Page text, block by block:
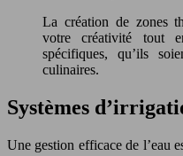
La création de zones
votre créativité tout
spécifiques, qu’ils
culinaires.
Systèmes
Une gestion efficace de l’eau